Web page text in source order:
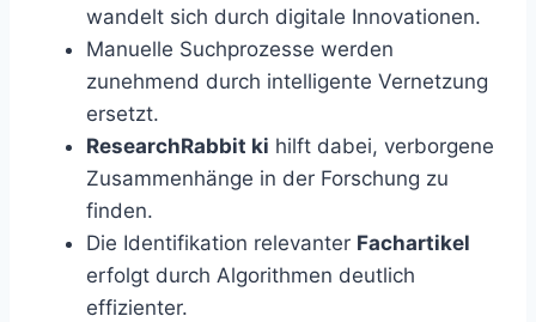
wandelt sich durch digitale Innovationen.
Manuelle Suchprozesse werden
zunehmend durch intelligente Vernetzung
ersetzt.
ResearchRabbit ki hilft dabei, verborgene
Zusammenhänge in der Forschung zu
finden.
Die Identifikation relevanter Fachartikel
erfolgt durch Algorithmen deutlich
effizienter.